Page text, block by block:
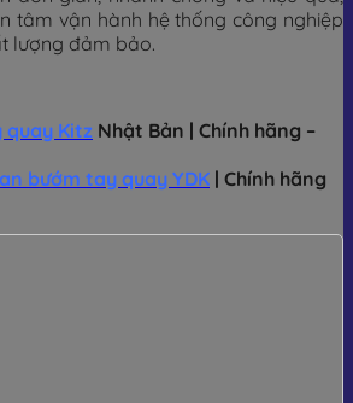
tâm vận hành hệ thống công nghiệp
lượng đảm bảo.
quay Kitz Nhật Bản | Chính hãng –
bướm tay quay YDK | Chính hãng